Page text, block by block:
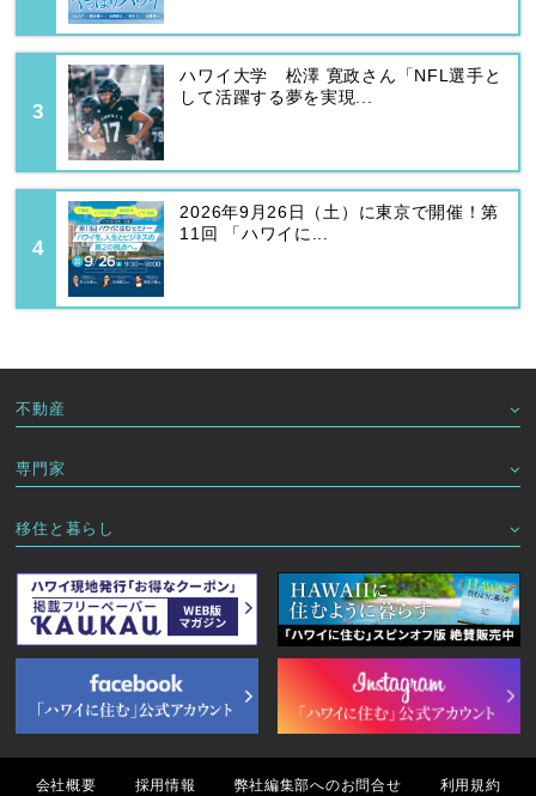
ハワイ大学 松澤 寛政さん「NFL選手と
して活躍する夢を実現...
2026年9月26日（土）に東京で開催！第
11回 「ハワイに...
不動産
専門家
移住と暮らし
会社概要 採用情報 弊社編集部へのお問合せ 利用規約